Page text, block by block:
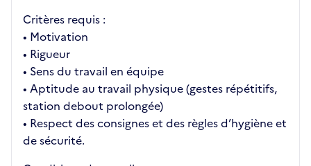
Critères requis :
• Motivation
• Rigueur
• Sens du travail en équipe
• Aptitude au travail physique (gestes répétitifs,
station debout prolongée)
• Respect des consignes et des règles d’hygiène et
de sécurité.